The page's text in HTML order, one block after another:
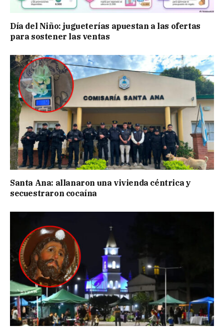
Día del Niño: jugueterías apuestan a las ofertas
para sostener las ventas
Santa Ana: allanaron una vivienda céntrica y
secuestraron cocaína